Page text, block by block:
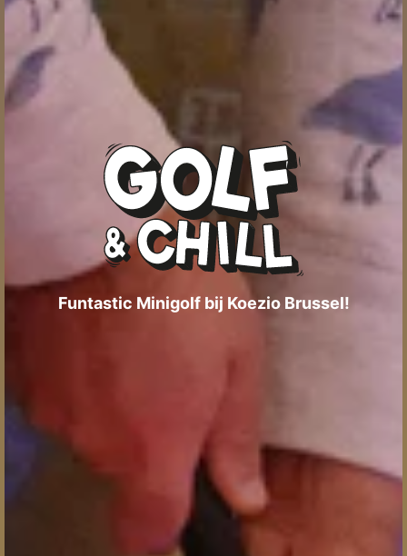
Funtastic Minigolf bij Koezio Brussel!